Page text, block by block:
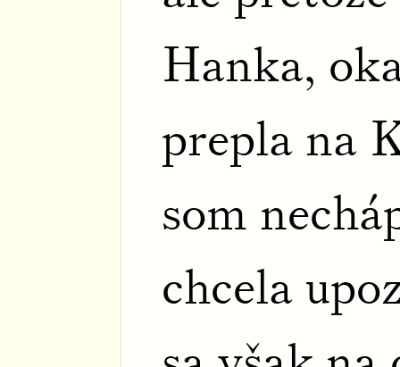
Hanka,
prepla na
som
chcela